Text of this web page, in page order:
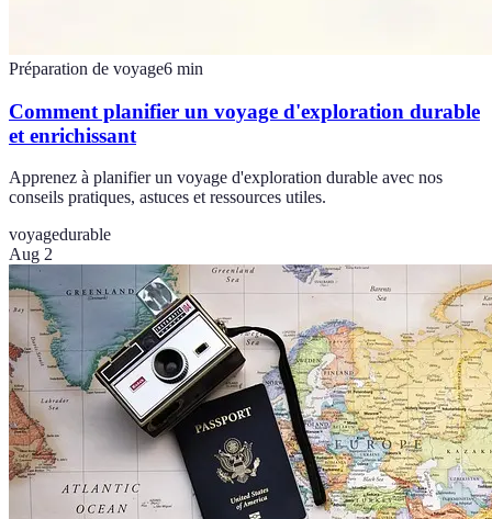
Préparation de voyage6 min
Comment planifier un voyage d'exploration durable
et enrichissant
Apprenez à planifier un voyage d'exploration durable avec nos
conseils pratiques, astuces et ressources utiles.
voyagedurable
Aug 2